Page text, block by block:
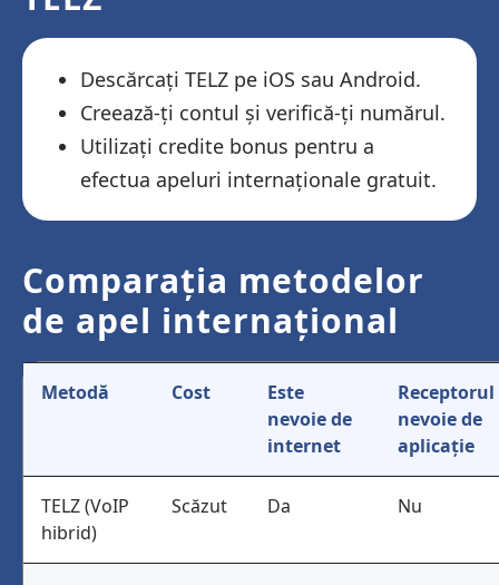
Descărcați TELZ pe iOS sau Android.
Creează-ți contul și verifică-ți numărul.
Utilizați credite bonus pentru a
efectua apeluri internaționale gratuit.
Comparația metodelor
de apel internațional
Metodă Cost
Este
nevoie de
internet
Receptorul
nevoie de
aplicație
TELZ (VoIP
hibrid)
Scăzut Da Nu